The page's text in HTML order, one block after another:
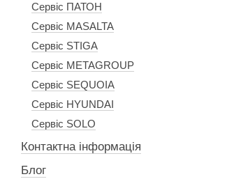
Сервіс ПАТОН
Сервіс MASALTA
Сервіс STIGA
Сервіс METAGROUP
Сервіс SEQUOIA
Сервіс HYUNDAI
Сервіс SOLO
Контактна інформація
Блог